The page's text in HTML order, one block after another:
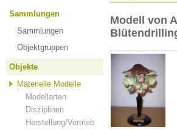
Sammlungen
Sammlungen
Objektgruppen
Objekte
Materielle Modelle
Modellarten
Disziplinen
Herstellung/Vertrieb
Modell von